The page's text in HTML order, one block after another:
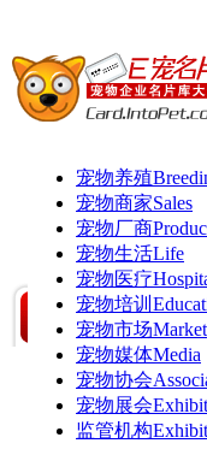
宠物养殖
宠物商家Sales
宠物厂商
宠物生活Life
宠物医疗
宠物培训
宠物市场Market
宠物媒体Media
宠物协会
宠物展会
监管机构